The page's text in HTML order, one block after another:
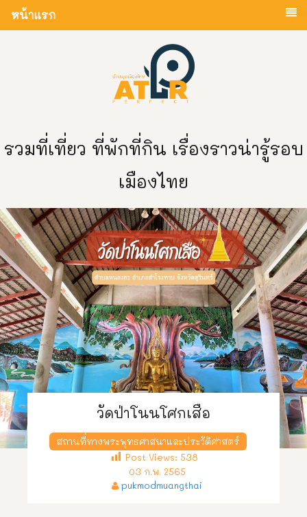
หน้าแรก
รวมที่เที่ยว ที่พักที่กิน เรื่องราวน่ารู้รอบ
เมืองไทย
วัดป่าโนนโศกเสือ
สถานที่ทางพระพุทธศาสนาและประวัติศาสตร์
Post Views: 538
03 ก.พ. 2565
pukmodmuangthai